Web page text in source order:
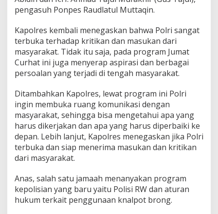
pengasuh Ponpes Raudlatul Muttaqin.
Kapolres kembali menegaskan bahwa Polri sangat
terbuka terhadap kritikan dan masukan dari
masyarakat. Tidak itu saja, pada program Jumat
Curhat ini juga menyerap aspirasi dan berbagai
persoalan yang terjadi di tengah masyarakat.
Ditambahkan Kapolres, lewat program ini Polri
ingin membuka ruang komunikasi dengan
masyarakat, sehingga bisa mengetahui apa yang
harus dikerjakan dan apa yang harus diperbaiki ke
depan. Lebih lanjut, Kapolres menegaskan jika Polri
terbuka dan siap menerima masukan dan kritikan
dari masyarakat.
Anas, salah satu jamaah menanyakan program
kepolisian yang baru yaitu Polisi RW dan aturan
hukum terkait penggunaan knalpot brong.